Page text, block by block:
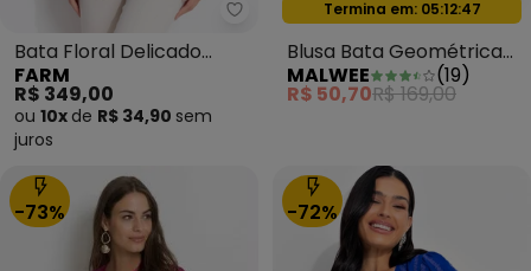
Farm - Bata Floral Delicado
Bata Floral Delicado
Preto
FARM
R$ 349,00
ou 10x de R$ 34,90 sem
juros
Oferta relâmpago
Termina em: 05:12:44
Blusa Bata Geométrica
Maquinetada Preto
MALWEE (19)
R$ 50,70R$ 169,00
-73% -72%